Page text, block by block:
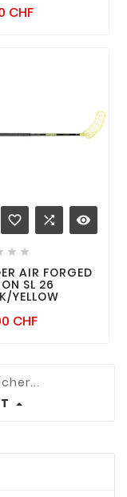
CHFPrix
favorite_border  remove_red_eye
 
AIR FORGED
SL 26
YELLOW
CHFPrix